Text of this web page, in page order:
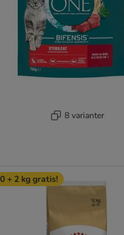
8 varianter
+ 2 kg gratis!